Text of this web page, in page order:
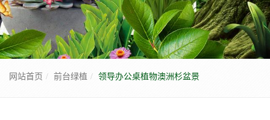
网站首页 前台绿植 领导办公桌植物澳洲杉盆景